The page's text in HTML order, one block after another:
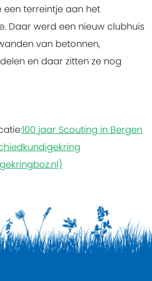
een terreintje aan het
Daar werd een nieuw clubhuis
van betonnen,
en daar zitten ze nog
100 jaar Scouting in Bergen